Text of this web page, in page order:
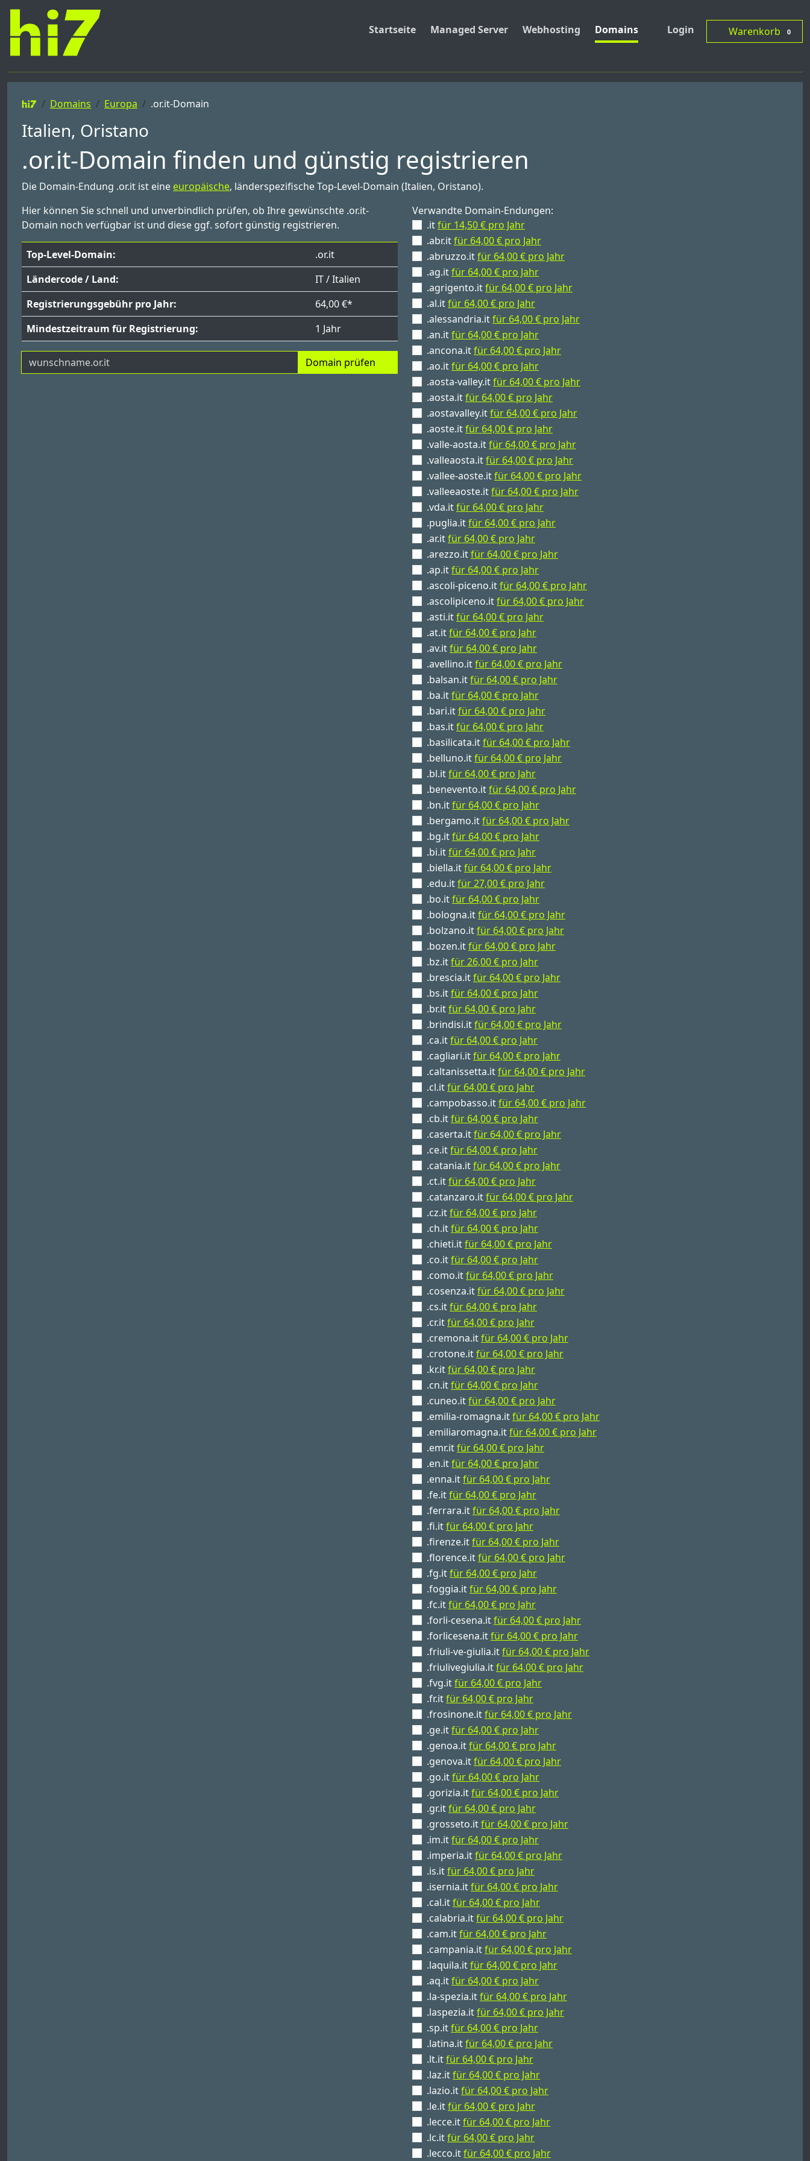
Startseite Managed Server Webhosting Domains Login Warenkorb 0
Domains Europa .or.it-Domain
Italien, Oristano
.or.it-Domain finden und günstig registrieren
Die Domain-Endung .or.it ist eine europäische, länderspezifische Top-Level-Domain (Italien, Oristano).
Hier können Sie schnell und unverbindlich prüfen, ob Ihre gewünschte .or.it-
Domain noch verfügbar ist und diese ggf. sofort günstig registrieren.
Top-Level-Domain:
.or.it
Ländercode / Land:
IT / Italien
Registrierungsgebühr pro Jahr:
64,00 €*
Mindestzeitraum für Registrierung:
1 Jahr
Domain prüfen
Verwandte Domain-Endungen:
.itfür 14,50 € pro Jahr
.abr.itfür 64,00 € pro Jahr
.abruzzo.itfür 64,00 € pro Jahr
.ag.itfür 64,00 € pro Jahr
.agrigento.itfür 64,00 € pro Jahr
.al.itfür 64,00 € pro Jahr
.alessandria.itfür 64,00 € pro Jahr
.an.itfür 64,00 € pro Jahr
.ancona.itfür 64,00 € pro Jahr
.ao.itfür 64,00 € pro Jahr
.aosta-valley.itfür 64,00 € pro Jahr
.aosta.itfür 64,00 € pro Jahr
.aostavalley.itfür 64,00 € pro Jahr
.aoste.itfür 64,00 € pro Jahr
.valle-aosta.itfür 64,00 € pro Jahr
.valleaosta.itfür 64,00 € pro Jahr
.vallee-aoste.itfür 64,00 € pro Jahr
.valleeaoste.itfür 64,00 € pro Jahr
.vda.itfür 64,00 € pro Jahr
.puglia.itfür 64,00 € pro Jahr
.ar.itfür 64,00 € pro Jahr
.arezzo.itfür 64,00 € pro Jahr
.ap.itfür 64,00 € pro Jahr
.ascoli-piceno.itfür 64,00 € pro Jahr
.ascolipiceno.itfür 64,00 € pro Jahr
.asti.itfür 64,00 € pro Jahr
.at.itfür 64,00 € pro Jahr
.av.itfür 64,00 € pro Jahr
.avellino.itfür 64,00 € pro Jahr
.balsan.itfür 64,00 € pro Jahr
.ba.itfür 64,00 € pro Jahr
.bari.itfür 64,00 € pro Jahr
.bas.itfür 64,00 € pro Jahr
.basilicata.itfür 64,00 € pro Jahr
.belluno.itfür 64,00 € pro Jahr
.bl.itfür 64,00 € pro Jahr
.benevento.itfür 64,00 € pro Jahr
.bn.itfür 64,00 € pro Jahr
.bergamo.itfür 64,00 € pro Jahr
.bg.itfür 64,00 € pro Jahr
.bi.itfür 64,00 € pro Jahr
.biella.itfür 64,00 € pro Jahr
.edu.itfür 27,00 € pro Jahr
.bo.itfür 64,00 € pro Jahr
.bologna.itfür 64,00 € pro Jahr
.bolzano.itfür 64,00 € pro Jahr
.bozen.itfür 64,00 € pro Jahr
.bz.itfür 26,00 € pro Jahr
.brescia.itfür 64,00 € pro Jahr
.bs.itfür 64,00 € pro Jahr
.br.itfür 64,00 € pro Jahr
.brindisi.itfür 64,00 € pro Jahr
.ca.itfür 64,00 € pro Jahr
.cagliari.itfür 64,00 € pro Jahr
.caltanissetta.itfür 64,00 € pro Jahr
.cl.itfür 64,00 € pro Jahr
.campobasso.itfür 64,00 € pro Jahr
.cb.itfür 64,00 € pro Jahr
.caserta.itfür 64,00 € pro Jahr
.ce.itfür 64,00 € pro Jahr
.catania.itfür 64,00 € pro Jahr
.ct.itfür 64,00 € pro Jahr
.catanzaro.itfür 64,00 € pro Jahr
.cz.itfür 64,00 € pro Jahr
.ch.itfür 64,00 € pro Jahr
.chieti.itfür 64,00 € pro Jahr
.co.itfür 64,00 € pro Jahr
.como.itfür 64,00 € pro Jahr
.cosenza.itfür 64,00 € pro Jahr
.cs.itfür 64,00 € pro Jahr
.cr.itfür 64,00 € pro Jahr
.cremona.itfür 64,00 € pro Jahr
.crotone.itfür 64,00 € pro Jahr
.kr.itfür 64,00 € pro Jahr
.cn.itfür 64,00 € pro Jahr
.cuneo.itfür 64,00 € pro Jahr
.emilia-romagna.itfür 64,00 € pro Jahr
.emiliaromagna.itfür 64,00 € pro Jahr
.emr.itfür 64,00 € pro Jahr
.en.itfür 64,00 € pro Jahr
.enna.itfür 64,00 € pro Jahr
.fe.itfür 64,00 € pro Jahr
.ferrara.itfür 64,00 € pro Jahr
.fi.itfür 64,00 € pro Jahr
.firenze.itfür 64,00 € pro Jahr
.florence.itfür 64,00 € pro Jahr
.fg.itfür 64,00 € pro Jahr
.foggia.itfür 64,00 € pro Jahr
.fc.itfür 64,00 € pro Jahr
.forli-cesena.itfür 64,00 € pro Jahr
.forlicesena.itfür 64,00 € pro Jahr
.friuli-ve-giulia.itfür 64,00 € pro Jahr
.friulivegiulia.itfür 64,00 € pro Jahr
.fvg.itfür 64,00 € pro Jahr
.fr.itfür 64,00 € pro Jahr
.frosinone.itfür 64,00 € pro Jahr
.ge.itfür 64,00 € pro Jahr
.genoa.itfür 64,00 € pro Jahr
.genova.itfür 64,00 € pro Jahr
.go.itfür 64,00 € pro Jahr
.gorizia.itfür 64,00 € pro Jahr
.gr.itfür 64,00 € pro Jahr
.grosseto.itfür 64,00 € pro Jahr
.im.itfür 64,00 € pro Jahr
.imperia.itfür 64,00 € pro Jahr
.is.itfür 64,00 € pro Jahr
.isernia.itfür 64,00 € pro Jahr
.cal.itfür 64,00 € pro Jahr
.calabria.itfür 64,00 € pro Jahr
.cam.itfür 64,00 € pro Jahr
.campania.itfür 64,00 € pro Jahr
.laquila.itfür 64,00 € pro Jahr
.aq.itfür 64,00 € pro Jahr
.la-spezia.itfür 64,00 € pro Jahr
.laspezia.itfür 64,00 € pro Jahr
.sp.itfür 64,00 € pro Jahr
.latina.itfür 64,00 € pro Jahr
.lt.itfür 64,00 € pro Jahr
.laz.itfür 64,00 € pro Jahr
.lazio.itfür 64,00 € pro Jahr
.le.itfür 64,00 € pro Jahr
.lecce.itfür 64,00 € pro Jahr
.lc.itfür 64,00 € pro Jahr
.lecco.itfür 64,00 € pro Jahr